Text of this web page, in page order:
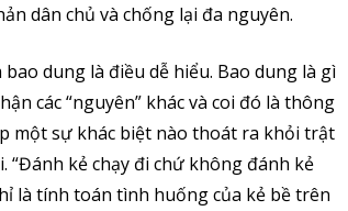
dân chủ và chống lại đa nguyên.
dung là điều dễ hiểu. Bao dung là gì
các “nguyên” khác và coi đó là thông
một sự khác biệt nào thoát ra khỏi trật
“Đánh kẻ chạy đi chứ không đánh kẻ
là tính toán tình huống của kẻ bề trên